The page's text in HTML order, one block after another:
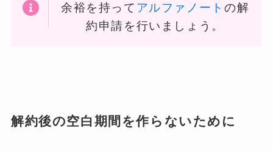
余裕を持って アルファノート の解
約申請を行いましょう。
解約後の空白期間を作らないために